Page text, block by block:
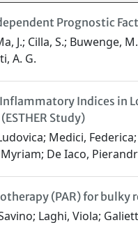
Prognostic
J.; Cilla, S.;
A. G.
Indices in
Study)
Medici,
De Iaco,
(PAR) for bulky
Laghi, Viola;